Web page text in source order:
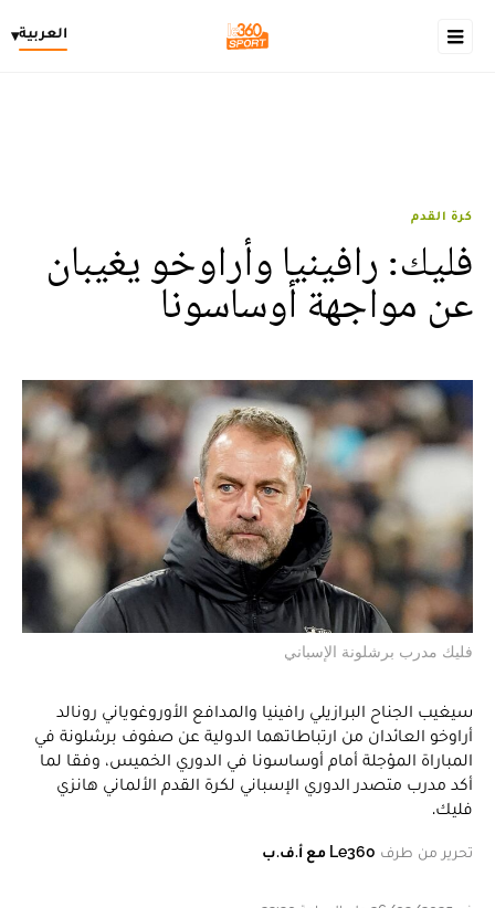
العربية▾
كرة القدم
فليك: رافينيا وأراوخو يغيبان
عن مواجهة أوساسونا
فليك مدرب برشلونة الإسباني
سيغيب الجناح البرازيلي رافينيا والمدافع الأوروغوياني رونالد
أراوخو العائدان من ارتباطاتهما الدولية عن صفوف برشلونة في
المباراة المؤجلة أمام أوساسونا في الدوري الخميس، وفقا لما
أكد مدرب متصدر الدوري الإسباني لكرة القدم الألماني هانزي
فليك.
تحرير من طرف Le360 مع أ.ف.ب